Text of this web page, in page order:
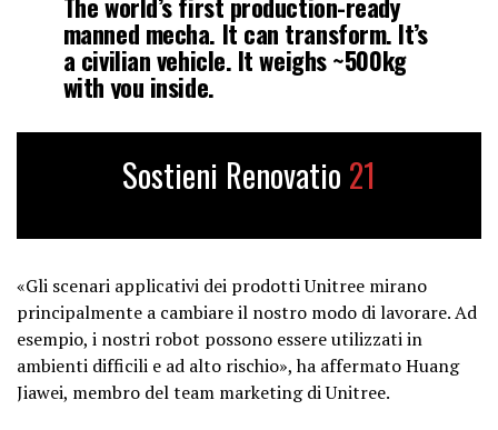
manned mecha. It can transform. It’s
a civilian vehicle. It weighs ~500kg
with you inside.
robot in a Friendly and Safe manner.
pic.twitter.com/xa6eNiRDdV
Sostieni Renovatio 21
«Gli scenari applicativi dei prodotti Unitree mirano
principalmente a cambiare il nostro modo di lavorare. Ad
esempio, i nostri robot possono essere utilizzati in
ambienti difficili e ad alto rischio», ha affermato Huang
Jiawei, membro del team marketing di Unitree.